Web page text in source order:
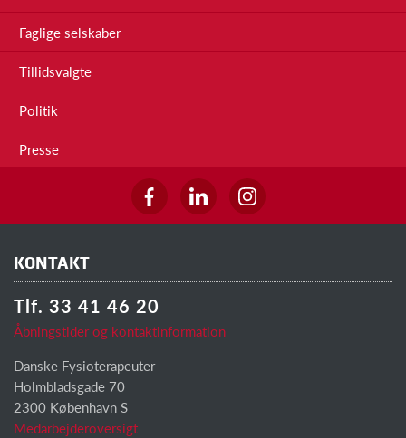
Faglige selskaber
Tillidsvalgte
Politik
Presse
KONTAKT
Tlf. 33 41 46 20
Åbningstider og kontaktinformation
Danske Fysioterapeuter
Holmbladsgade 70
2300 København S
Medarbejderoversigt